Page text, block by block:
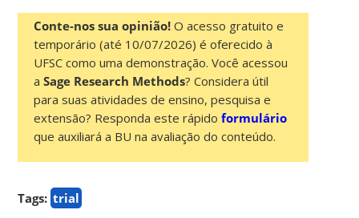
Conte-nos sua opinião! O acesso gratuito e
temporário (até 10/07/2026) é oferecido à
UFSC como uma demonstração. Você acessou
aSage Research Methods? Considera útil
para suas atividades de ensino, pesquisa e
extensão? Responda este rápidoformulário
que auxiliará a BU na avaliação do conteúdo.
Tags: trial